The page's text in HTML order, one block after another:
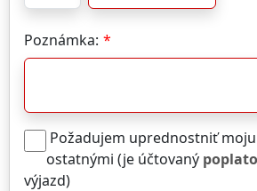
Poznámka:
Požadujem uprednostniť
ostatnými (je účtovaný
výjazd)